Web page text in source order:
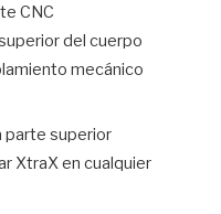
CNC
del cuerpo
mecánico
parte superior
XtraX en cualquier